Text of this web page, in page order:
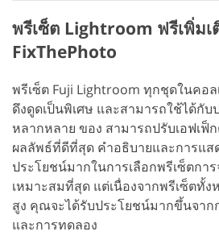
พรีเซ็ต Lightroom ฟรีเพิ่มเ
FixThePhoto
พรีเซ็ต Fuji Lightroom ทุกชุดในคอ
ดึงดูดเป็นพิเศษ และสามารถใช้ได้กั
หลากหลาย ของ สามารถปรับเอฟเฟ็
ผลลัพธ์ที่ดีที่สุด คำอธิบายและการแส
ประโยชน์มากในการเลือกพรีเซ็ตกา
เหมาะสมที่สุด แต่เนื่องจากพรีเซ็ต
สูง คุณจะได้รับประโยชน์มากขึ้นจาก
และการทดลอง